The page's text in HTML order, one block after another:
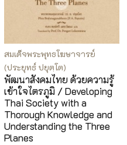
สมเด็จพระพุทธโฆษาจารย์
(ประยุทธ์ ปยุตฺโต)
พัฒนาสังคมไทย ด้วยความรู้
เข้าใจไตรภูมิ / Developing
Thai Society with a
Thorough Knowledge and
Understanding the Three
Planes